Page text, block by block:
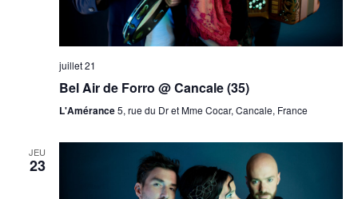
juillet 21
Bel Air de Forro @ Cancale (35)
L'Amérance5, rue du Dr et Mme Cocar, Cancale, France
JEU
23